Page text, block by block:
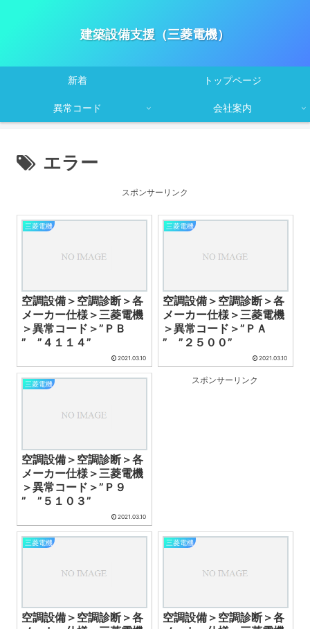
建築設備支援（三菱電機）
新着 トップページ
異常コード 会社案内
エラー
スポンサーリンク
三菱電機
空調設備＞空調診断＞各
メーカー仕様＞三菱電機
＞異常コード＞”ＰＢ
” ”４１１４”
2021.03.10
三菱電機
空調設備＞空調診断＞各
メーカー仕様＞三菱電機
＞異常コード＞”ＰＡ
” ”２５００”
2021.03.10
三菱電機
空調設備＞空調診断＞各
メーカー仕様＞三菱電機
＞異常コード＞”Ｐ９
” ”５１０３”
2021.03.10
スポンサーリンク
三菱電機
空調設備＞空調診断＞各
三菱電機
空調設備＞空調診断＞各